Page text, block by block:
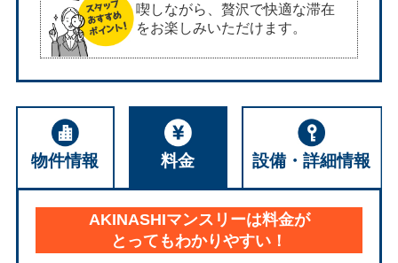
喫しながら、贅沢で快適な滞在
をお楽しみいただけます。
物件情報 料金 設備・詳細情報
AKINASHIマンスリーは料金が
とってもわかりやすい！